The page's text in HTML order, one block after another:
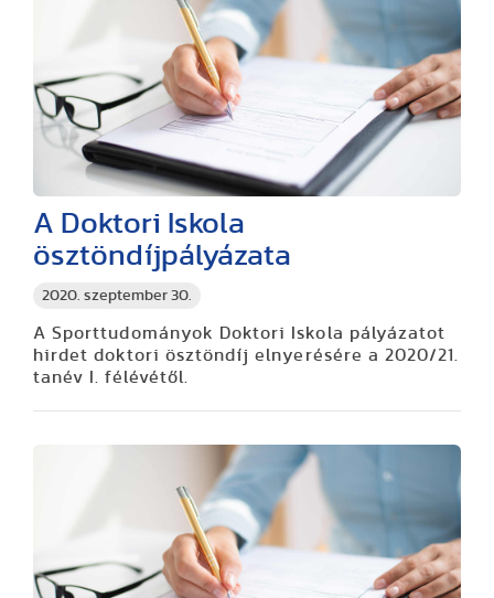
2020. szeptember 30.
A Doktori Iskola
ösztöndíjpályázata
A Sporttudományok Doktori Iskola pályázatot
hirdet doktori ösztöndíj elnyerésére a 2020/21.
tanév I. félévétől.